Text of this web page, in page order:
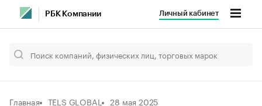
РБК Компании Личный кабинет
Главная TELS GLOBAL 28 мая 2025